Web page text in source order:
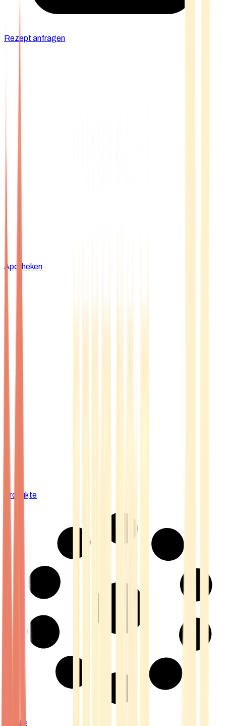
Rezept anfragen
Apotheken
Produkte
Strains